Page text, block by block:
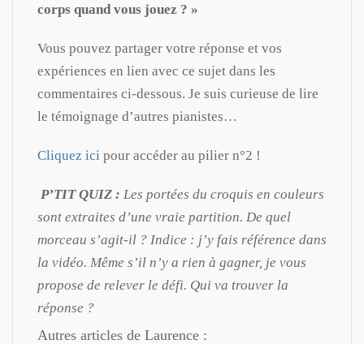
corps quand vous jouez ? »
Vous pouvez partager votre réponse et vos
expériences en lien avec ce sujet dans les
commentaires ci-dessous. Je suis curieuse de lire
le témoignage d’autres pianistes…
Cliquez ici pour accéder au pilier n°2 !
P’TIT QUIZ : Les portées du croquis en couleurs
sont extraites d’une vraie partition. De quel
morceau s’agit-il ? Indice : j’y fais référence dans
la vidéo. Même s’il n’y a rien à gagner, je vous
propose de relever le défi. Qui va trouver la
réponse ?
Autres articles de Laurence :